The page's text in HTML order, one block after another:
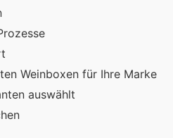
Weinboxen für Ihre Marke
auswählt